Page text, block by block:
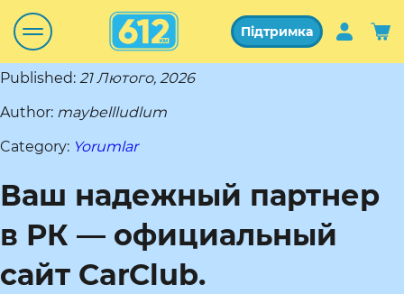
Підтримка
Published: 21 Лютого, 2026
Author: maybellludlum
Category: Yorumlar
Ваш надежный партнер
в РК — официальный
сайт CarClub.